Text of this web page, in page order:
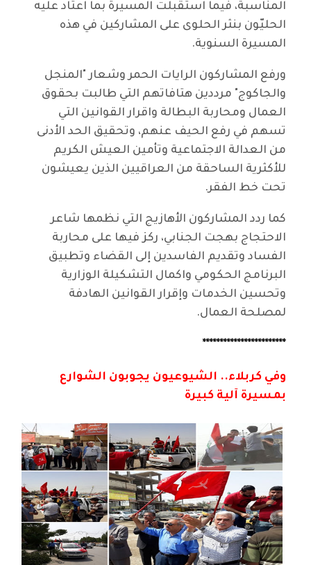
المناسبة، فيما استقبلت المسيرة بما اعتاد عليه
الحليّون بنثر الحلوى على المشاركين في هذه
المسيرة السنوية.
ورفع المشاركون الرايات الحمر وشعار "المنجل
والجاكوج" مرددين هتافاتهم التي طالبت بحقوق
العمال ومحاربة البطالة واقرار القوانين التي
تسهم في رفع الحيف عنهم، وتحقيق الحد الأدنى
من العدالة الاجتماعية وتأمين العيش الكريم
للأكثرية الساحقة من العراقيين الذين يعيشون
تحت خط الفقر.
كما ردد المشاركون الأهازيج التي نظمها شاعر
الاحتجاج بهجت الجنابي، ركز فيها على محاربة
الفساد وتقديم الفاسدين إلى القضاء وتطبيق
البرنامج الحكومي واكمال التشكيلة الوزارية
وتحسين الخدمات وإقرار القوانين الهادفة
لمصلحة العمال.
************************
وفي كربلاء.. الشيوعيون يجوبون الشوارع
بمسيرة آلية كبيرة